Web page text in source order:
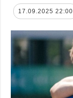
17.09.2025 22:00